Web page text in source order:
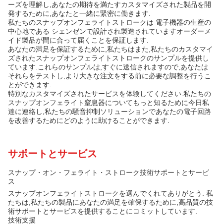
ーズを理解し,あなたの期待を満たすカスタマイズされた製品を開
発するために,あなたと一緒に緊密に働きます.
私たちのスナップオンフェライトストロークは 電子機器の生産の
中心地である シェンゼンで設計され製造されていますオーダーメ
イド製品が間に合って届くことを保証します.
あなたの満足を保証するために,私たちはまた,私たちのカスタマイ
ズされたスナップオンフェライトストロークのサンプルを提供し
ています.これらのサンプルは,すぐに送信されますので,あなたは
それらをテストし,より大きな注文をする前に必要な調整を行うこ
とができます.
特別なカスタマイズされたサービスを体験してください.私たちの
スナップオンフェライト窒息器についてもっと知るために今日私
達に連絡し,私たちの騒音抑制ソリューションであなたの電子回路
を改善するためにどのように助けることができます.
サポートとサービス
スナップ・オン・フェライト・ストローク技術サポートとサービ
ス
スナップオンフェライトストロークを選んでくれてありがとう. 私
たちは,私たちの製品にあなたの満足を確保するために,高品質の技
術サポートとサービスを提供することにコミットしています.
技術支援